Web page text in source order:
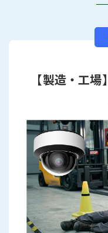
【製造・工